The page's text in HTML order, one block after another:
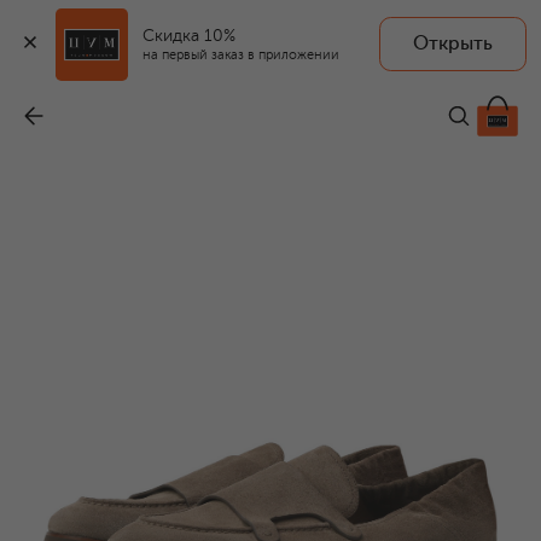
Скидка 10%
на первый заказ в приложении
Открыть
39 950 ₽